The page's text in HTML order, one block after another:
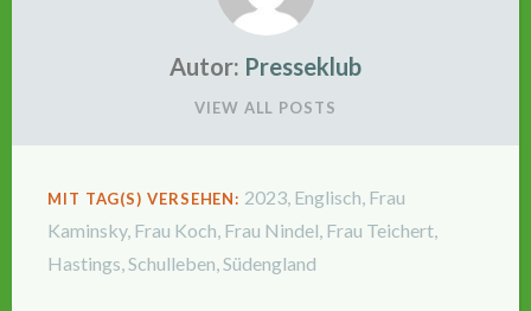
Autor: Presseklub
VIEW ALL POSTS
MIT TAG(S) VERSEHEN: 2023, Englisch, Frau
Kaminsky, Frau Koch, Frau Nindel, Frau Teichert,
Hastings,Schulleben,Südengland